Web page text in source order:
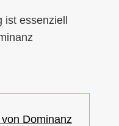
ist essenziell
Dominanz